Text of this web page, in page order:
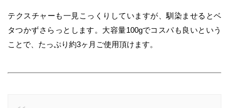
テクスチャーも一見こっくりしていますが、馴染ませるとベ
タつかずさらっとします。大容量100gでコスパも良いという
ことで、たっぷり約3ヶ月ご使用頂けます。